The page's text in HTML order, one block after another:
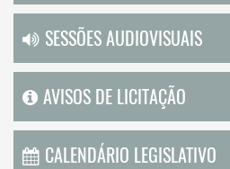
SESSÕES AUDIOVISUAIS
AVISOS DE LICITAÇÃO
CALENDÁRIO LEGISLATIVO